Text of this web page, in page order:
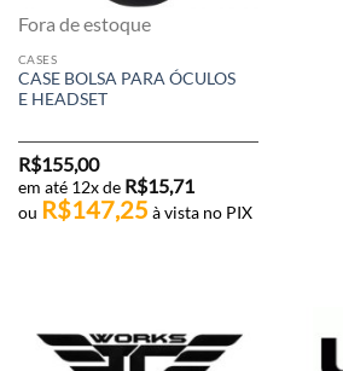
Fora de estoque
CASES
CASE BOLSA PARA ÓCULOS
E HEADSET
R$155,00
em até 12x de R$15,71
ou R$147,25 à vista no PIX